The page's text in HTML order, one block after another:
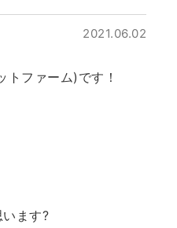
2021.06.02
ファーム)です！
ます?